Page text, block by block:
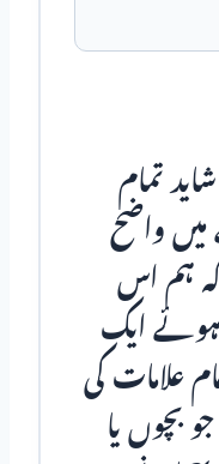
تمام
واضح
ہم اس
ہوئے ایک
کی
بچوں یا